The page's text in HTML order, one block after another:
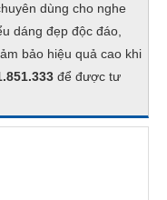
dùng cho nghe
dáng đẹp độc đáo,
bảo hiệu quả cao khi
để được tư